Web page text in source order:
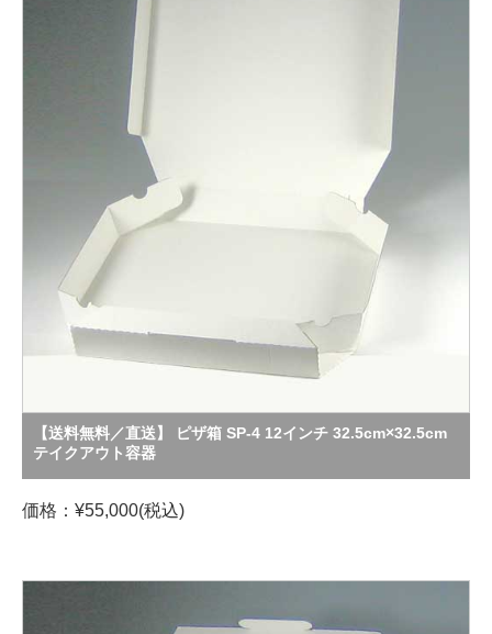
【送料無料／直送】 ピザ箱 SP-4 12インチ 32.5cm×32.5cm
テイクアウト容器
価格：¥55,000(税込)